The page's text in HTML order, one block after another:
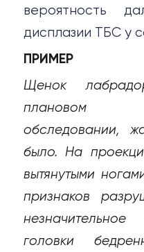
вероятность
дисплазии ТБС у
ПРИМЕР
Щенок
плановом
обследовании,
было. На
вытянутыми
признаков
головки